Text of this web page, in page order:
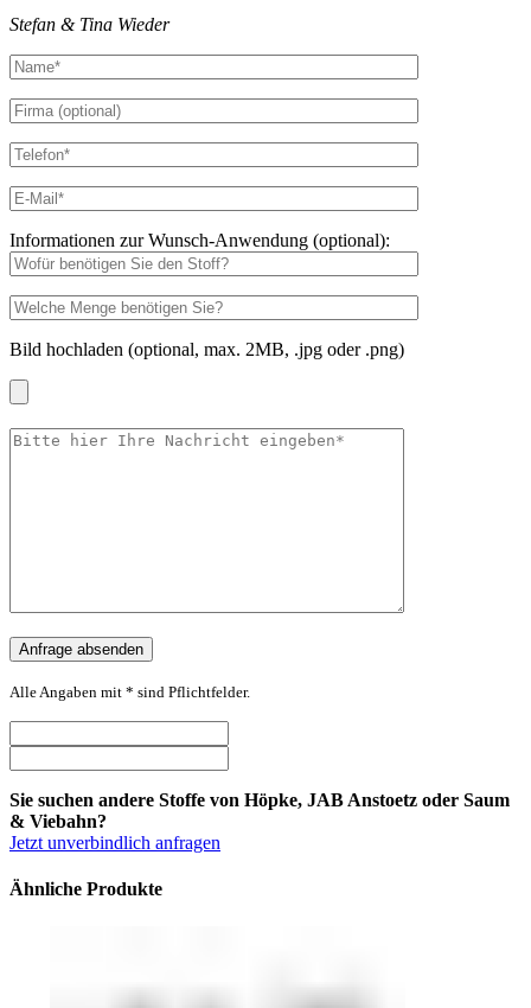
Stefan & Tina Wieder
Informationen zur Wunsch-Anwendung (optional):
Bild hochladen (optional, max. 2MB, .jpg oder .png)
Alle Angaben mit * sind Pflichtfelder.
Sie suchen andere Stoffe von Höpke, JAB Anstoetz oder Saum
& Viebahn?
Jetzt unverbindlich anfragen
Ähnliche Produkte